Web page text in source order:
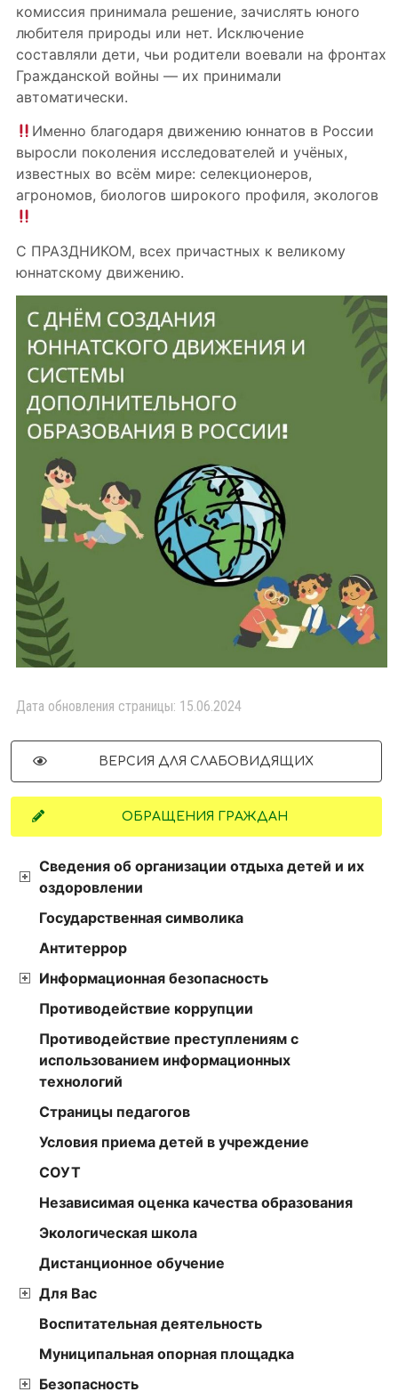
комиссия принимала решение, зачислять юного
любителя природы или нет. Исключение
составляли дети, чьи родители воевали на фронтах
Гражданской войны — их принимали
автоматически.
Именно благодаря движению юннатов в России
выросли поколения исследователей и учёных,
известных во всём мире: селекционеров,
агрономов, биологов широкого профиля, экологов
С ПРАЗДНИКОМ, всех причастных к великому
юннатскому движению.
Дата обновления страницы: 15.06.2024
ВЕРСИЯ ДЛЯ СЛАБОВИДЯЩИХ
ОБРАЩЕНИЯ ГРАЖДАН
Сведения об организации отдыха детей и их
оздоровлении
Государственная символика
Антитеррор
Информационная безопасность
Противодействие коррупции
Противодействие преступлениям с
использованием информационных
технологий
Страницы педагогов
Условия приема детей в учреждение
СОУТ
Независимая оценка качества образования
Экологическая школа
Дистанционное обучение
Для Вас
Воспитательная деятельность
Муниципальная опорная площадка
Безопасность